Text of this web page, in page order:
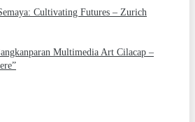
Cultivating Futures – Zurich
Multimedia Art Cilacap –